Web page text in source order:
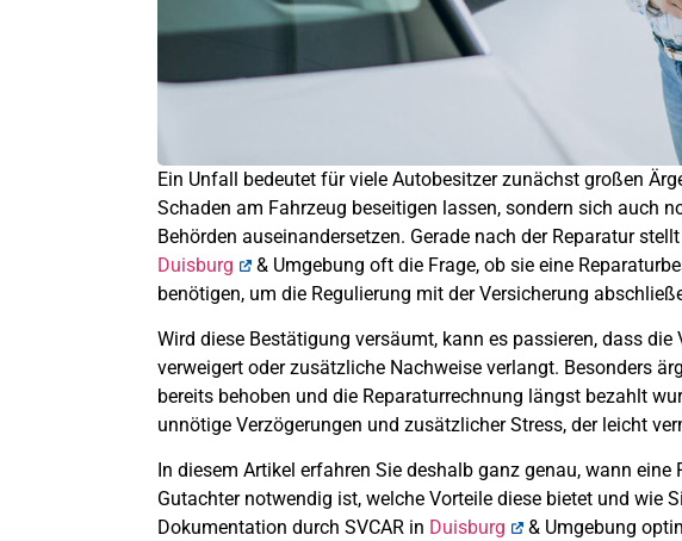
Ein Unfall bedeutet für viele Autobesitzer zunächst großen
Schaden am Fahrzeug beseitigen lassen, sondern sich auch
Behörden auseinandersetzen. Gerade nach der Reparatur
Duisburg
& Umgebung oft die Frage, ob sie eine
benötigen, um die Regulierung mit der Versicherung
Wird diese Bestätigung versäumt, kann es passieren, dass die
verweigert oder zusätzliche Nachweise verlangt. Besonders
bereits behoben und die Reparaturrechnung längst bezahlt
unnötige Verzögerungen und zusätzlicher Stress, der leicht
In diesem Artikel erfahren Sie deshalb ganz genau, wann
Gutachter notwendig ist, welche Vorteile diese bietet und wie
Dokumentation durch SVCAR in Duisburg & Umgebung